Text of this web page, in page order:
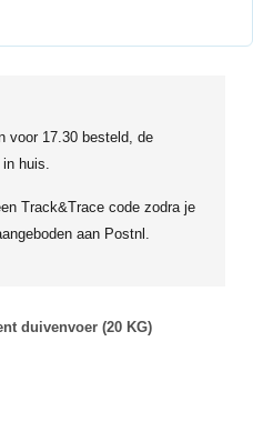
voor 17.30 besteld, de
in huis.
Track&Trace code zodra je
aan Postnl.
duivenvoer (20 KG)